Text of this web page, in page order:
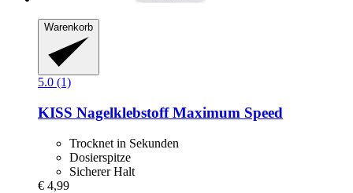
Warenkorb
5.0 (1)
KISS Nagelklebstoff Maximum Speed
Trocknet in Sekunden
Dosierspitze
Sicherer Halt
€ 4,99